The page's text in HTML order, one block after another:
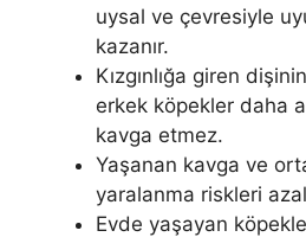
uysal ve çevresiyle
kazanır.
Kızgınlığa giren
erkek köpekler daha
kavga etmez.
Yaşanan kavga ve
yaralanma riskleri
Evde yaşayan